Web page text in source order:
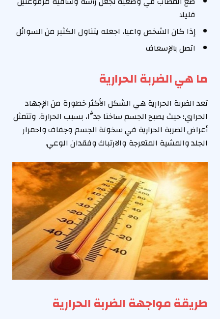
قليلا
إذا كان الشخص واعيا، اجعله يتناول الكثير من السوائل
اتصل بالإسعاف
ما هي الضربة الحرارية
تعد الضربة الحرارية هي الشكل الأكثر خطورة من الإجهاد
الحراري؛ حيث يصبح الجسم ساخنا جدًّا، بسبب الحرارة. وتتمثل
أعراض الضربة الحرارية في سخونة الجسم وجفاف واحمرار
الجلد والمشية المتعرجة والارتباك وفقدان الوعي.
طريقة مواجهة الضربة الحرارية